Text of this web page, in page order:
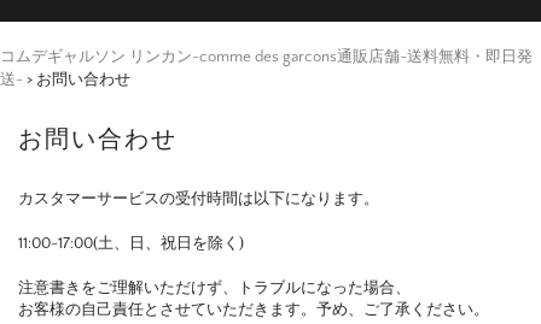
コムデギャルソン リンカン-comme des garcons通販店舗-送料無料・即日発
送- > お問い合わせ
お問い合わせ
カスタマーサービスの受付時間は以下になります。
11:00-17:00(土、日、祝日を除く)
注意書きをご理解いただけず、トラブルになった場合、
お客様の自己責任とさせていただきます。予め、ご了承ください。